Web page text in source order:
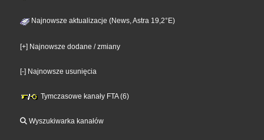
Najnowsze aktualizacje (News, Astra 19,2°E)
[+] Najnowsze dodane / zmiany
[-] Najnowsze usunięcia
Tymczasowe kanały FTA (6)
Wyszukiwarka kanałów